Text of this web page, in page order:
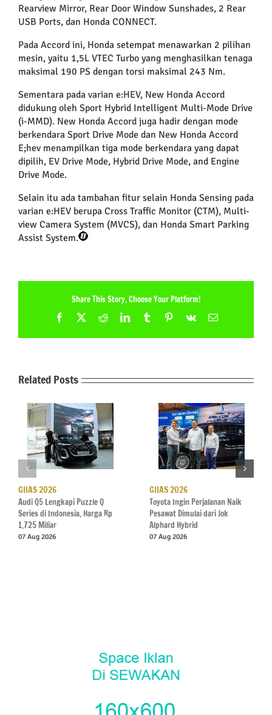
Rearview Mirror, Rear Door Window Sunshades, 2 Rear
USB Ports, dan Honda CONNECT.
Pada Accord ini, Honda setempat menawarkan 2 pilihan
mesin, yaitu 1,5L VTEC Turbo yang menghasilkan tenaga
maksimal 190 PS dengan torsi maksimal 243 Nm.
Sementara pada varian e:HEV, New Honda Accord
didukung oleh Sport Hybrid Intelligent Multi-Mode Drive
(i-MMD). New Honda Accord juga hadir dengan mode
berkendara Sport Drive Mode dan New Honda Accord
E;hev menampilkan tiga mode berkendara yang dapat
dipilih, EV Drive Mode, Hybrid Drive Mode, and Engine
Drive Mode.
Selain itu ada tambahan fitur selain Honda Sensing pada
varian e:HEV berupa Cross Traffic Monitor (CTM), Multi-
view Camera System (MVCS), dan Honda Smart Parking
Assist System.
Share This Story, Choose Your Platform!
Facebook
X RedditLinkedInTumblrPinterest
Vk Email
Related Posts
GIIAS 2026
Audi Q5 Lengkapi Puzzle Q
Series di Indonesia, Harga Rp
1,725 Miliar
07 Aug 2026
GIIAS 2026
Toyota Ingin Perjalanan Naik
Pesawat Dimulai dari Jok
Alphard Hybrid
07 Aug 2026